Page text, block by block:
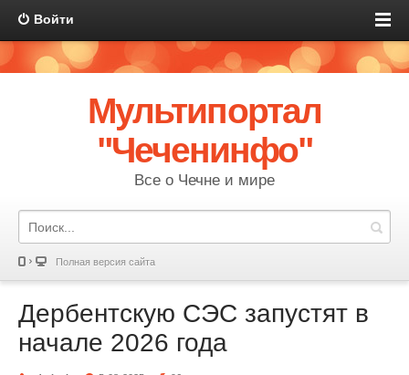
Войти
Мультипортал
"Чеченинфо"
Все о Чечне и мире
Полная версия сайта
Дербентскую СЭС запустят в
начале 2026 года